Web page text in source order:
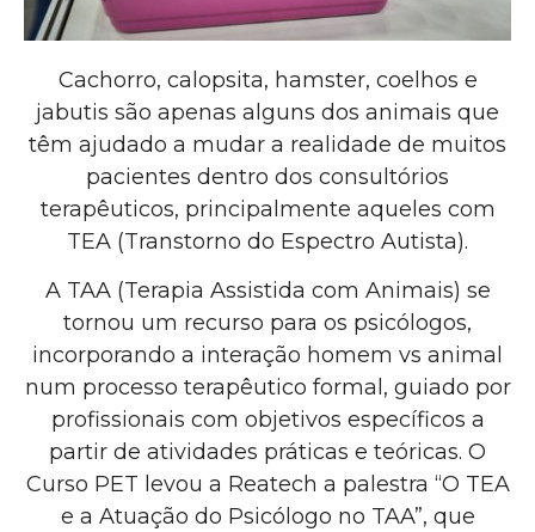
Cachorro, calopsita, hamster, coelhos e
jabutis são apenas alguns dos animais que
têm ajudado a mudar a realidade de muitos
pacientes dentro dos consultórios
terapêuticos, principalmente aqueles com
TEA (Transtorno do Espectro Autista).
A TAA (Terapia Assistida com Animais) se
tornou um recurso para os psicólogos,
incorporando a interação homem vs animal
num processo terapêutico formal, guiado por
profissionais com objetivos específicos a
partir de atividades práticas e teóricas. O
Curso PET levou a Reatech a palestra “O TEA
e a Atuação do Psicólogo no TAA”, que